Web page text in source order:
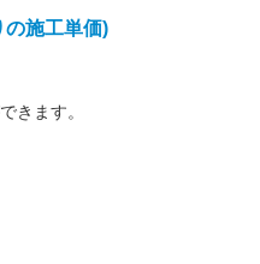
施工単価)
きます。